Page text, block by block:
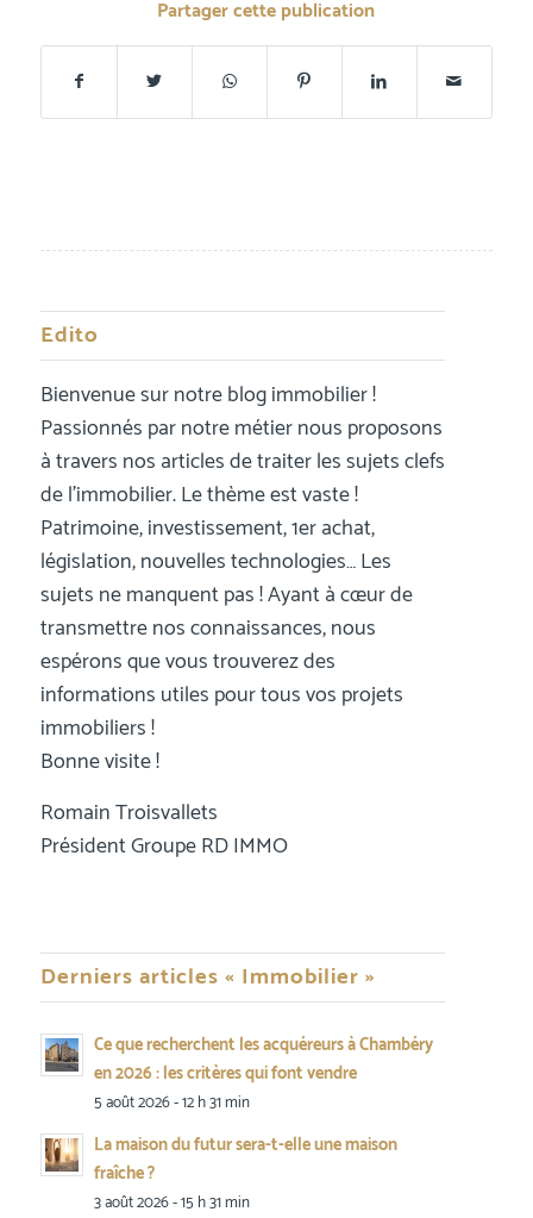
Partager cette publication
Edito
Bienvenue sur notre blog immobilier !
Passionnés par notre métier nous proposons
à travers nos articles de traiter les sujets clefs
de l’immobilier. Le thème est vaste !
Patrimoine, investissement, 1er achat,
législation, nouvelles technologies… Les
sujets ne manquent pas ! Ayant à cœur de
transmettre nos connaissances, nous
espérons que vous trouverez des
informations utiles pour tous vos projets
immobiliers !
Bonne visite !
Romain Troisvallets
Président Groupe RD IMMO
Derniers articles « Immobilier »
Ce que recherchent les acquéreurs à Chambéry
en 2026 : les critères qui font vendre
5 août 2026 - 12 h 31 min
La maison du futur sera-t-elle une maison
fraîche ?
3 août 2026 - 15 h 31 min